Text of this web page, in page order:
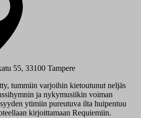
55, 33100 Tampere
tummiin varjoihin kietoutunut neljäs
ja nykymusiikin voiman
ytimiin pureutuva ilta huipentuu
kirjoittamaan Requiemiin.